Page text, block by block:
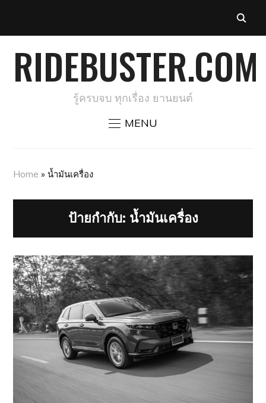
RIDEBUSTER.COM
รู้ครบจบ ทุกเรื่อง ยานยนต์
MENU
Home »น้ำมันเครื่อง
ป้ายกำกับ: น้ำมันเครื่อง